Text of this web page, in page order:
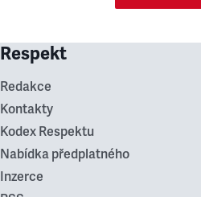
Respekt
Redakce
Kontakty
Kodex Respektu
Nabídka předplatného
Inzerce